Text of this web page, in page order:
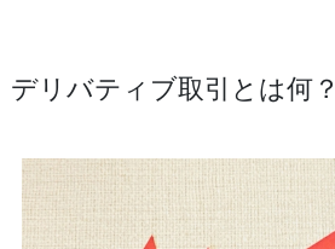
デリバティブ取引とは何？